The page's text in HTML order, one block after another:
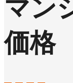
マン
価格